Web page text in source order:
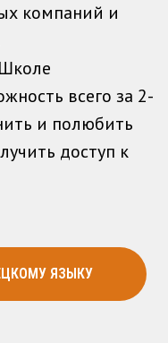
компаний и
всего за 2-
и полюбить
доступ к
ЯЗЫКУ